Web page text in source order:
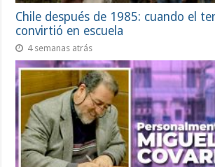
Chile después de 1985: cuando el
convirtió en escuela
4 semanas atrás